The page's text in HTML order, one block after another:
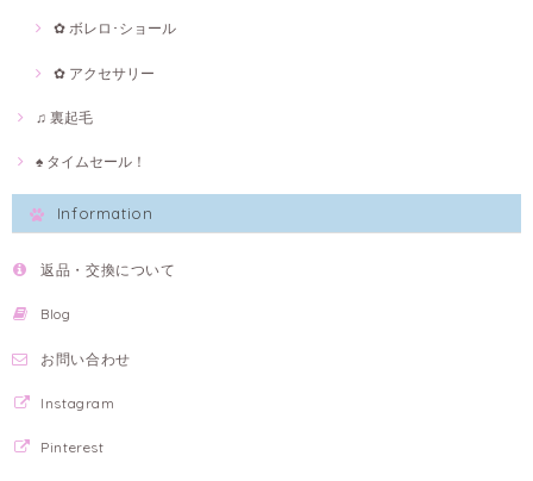
✿ ボレロ･ショール
✿ アクセサリー
♫ 裏起毛
♠ タイムセール！
Information
返品・交換について
Blog
お問い合わせ
Instagram
Pinterest